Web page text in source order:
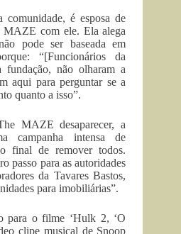
é esposa de
com ele. Ela alega
pode ser baseada em
“[Funcionários da
não olharam a
aqui para perguntar se a
quanto a isso”.
MAZE desaparecer, a
campanha intensa de
final de remover todos.
passo para as autoridades
da Tavares Bastos,
para imobiliárias”.
para o filme ‘Hulk 2, ‘O
clipe musical de Snoop